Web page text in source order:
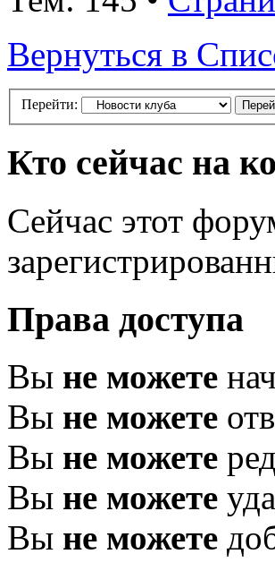
Вернуться в
Перейти:
Кто сейчас на
Сейчас этот
Права доступа
Вы не можете
Вы не можете
Вы не можете
Вы не можете
Вы не можете